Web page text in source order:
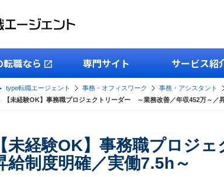
転職なら 専門サイト サービス紹
type転職エージェント 事務・オフィスワーク 事務・アシスタント
【未経験OK】事務職プロジェクトリーダー ～業務改善／年収452万～／
【未経験OK】事務職プロジ
給制度明確／実働7.5h～